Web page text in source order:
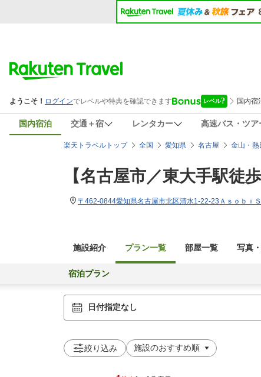
国内宿泊 交通＋宿 レンタカー 高速バス・ツア
楽天トラベルトップ 全国 愛知県 名古屋 金山・熱
【名古屋市／東大手駅徒
〒462-0844愛知県名古屋市北区清水1-22-23Ａｓｏｂｉ
施設紹介 プラン一覧 部屋一覧 写真
宿泊プラン
日付指定なし
絞り込み